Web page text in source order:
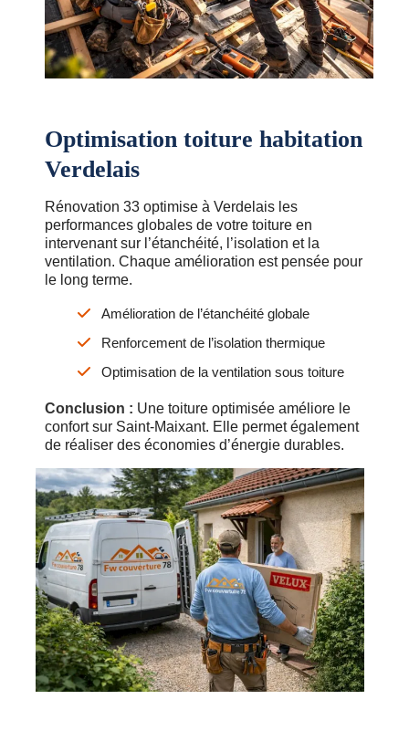
Optimisation toiture habitation
Verdelais
Rénovation 33 optimise à Verdelais les
performances globales de votre toiture en
intervenant sur l’étanchéité, l’isolation et la
ventilation. Chaque amélioration est pensée pour
le long terme.
Amélioration de l’étanchéité globale
Renforcement de l’isolation thermique
Optimisation de la ventilation sous toiture
Conclusion : Une toiture optimisée améliore le
confort sur Saint-Maixant. Elle permet également
de réaliser des économies d’énergie durables.